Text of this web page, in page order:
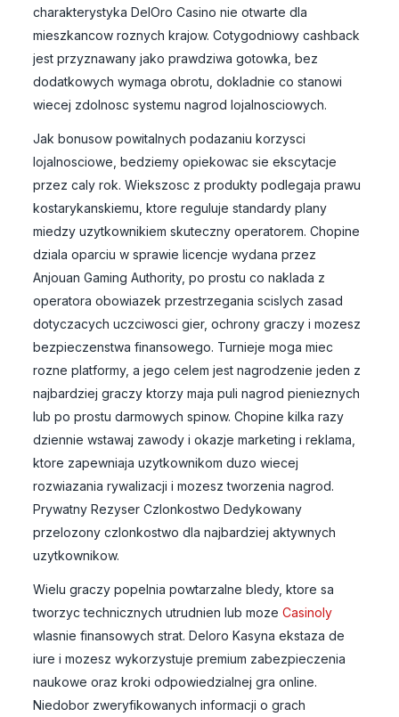
charakterystyka DelOro Casino nie otwarte dla
mieszkancow roznych krajow. Cotygodniowy cashback
jest przyznawany jako prawdziwa gotowka, bez
dodatkowych wymaga obrotu, dokladnie co stanowi
wiecej zdolnosc systemu nagrod lojalnosciowych.
Jak bonusow powitalnych podazaniu korzysci
lojalnosciowe, bedziemy opiekowac sie ekscytacje
przez caly rok. Wiekszosc z produkty podlegaja prawu
kostarykanskiemu, ktore reguluje standardy plany
miedzy uzytkownikiem skuteczny operatorem. Chopine
dziala oparciu w sprawie licencje wydana przez
Anjouan Gaming Authority, po prostu co naklada z
operatora obowiazek przestrzegania scislych zasad
dotyczacych uczciwosci gier, ochrony graczy i mozesz
bezpieczenstwa finansowego. Turnieje moga miec
rozne platformy, a jego celem jest nagrodzenie jeden z
najbardziej graczy ktorzy maja puli nagrod pienieznych
lub po prostu darmowych spinow. Chopine kilka razy
dziennie wstawaj zawody i okazje marketing i reklama,
ktore zapewniaja uzytkownikom duzo wiecej
rozwiazania rywalizacji i mozesz tworzenia nagrod.
Prywatny Rezyser Czlonkostwo Dedykowany
przelozony czlonkostwo dla najbardziej aktywnych
uzytkownikow.
Wielu graczy popelnia powtarzalne bledy, ktore sa
tworzyc technicznych utrudnien lub mozeCasinoly
wlasnie finansowych strat. Deloro Kasyna ekstaza de
iure i mozesz wykorzystuje premium zabezpieczenia
naukowe oraz kroki odpowiedzialnej gra online.
Niedobor zweryfikowanych informacji o grach